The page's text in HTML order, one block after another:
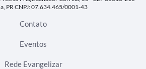
PRCNPJ: 07.634.465/0001-43
Contato
Eventos
Rede Evangelizar